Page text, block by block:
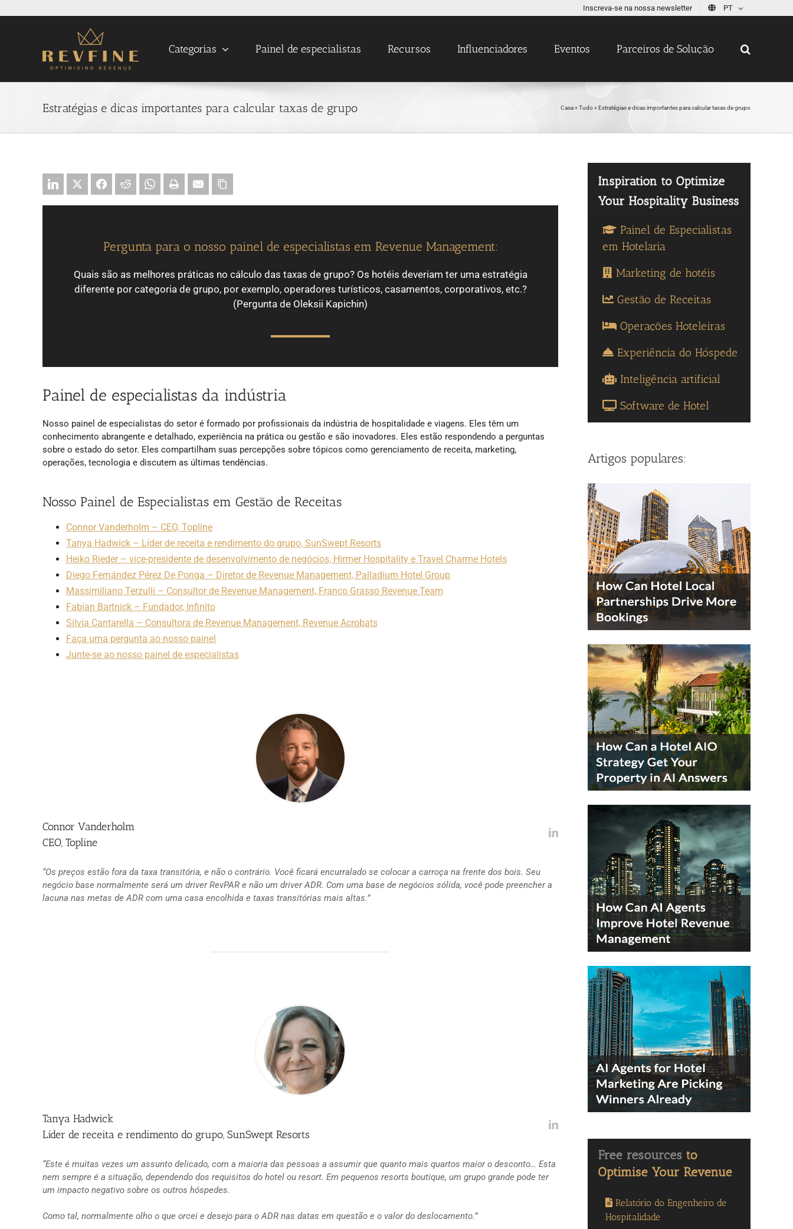
Inscreva-se na nossa newsletter PT
Categorias Painel de especialistas Recursos Influenciadores Eventos Parceiros de Solução
Estratégias e dicas importantes para calcular taxas de grupo Casa» Tudo» Estratégias e dicas importantes para calcular taxas de grupo
Pergunta para o nosso painel de especialistas em Revenue Management:
Quais são as melhores práticas no cálculo das taxas de grupo? Os hotéis deveriam ter uma estratégia
diferente por categoria de grupo, por exemplo, operadores turísticos, casamentos, corporativos, etc.?
(Pergunta de Oleksii Kapichin)
Painel de especialistas da indústria
Nosso painel de especialistas do setor é formado por profissionais da indústria de hospitalidade e viagens. Eles têm um
conhecimento abrangente e detalhado, experiência na prática ou gestão e são inovadores. Eles estão respondendo a perguntas
sobre o estado do setor. Eles compartilham suas percepções sobre tópicos como gerenciamento de receita, marketing,
operações, tecnologia e discutem as últimas tendências.
Nosso Painel de Especialistas em Gestão de Receitas
Connor Vanderholm – CEO, Topline
Tanya Hadwick – Líder de receita e rendimento do grupo, SunSwept Resorts
Heiko Rieder – vice-presidente de desenvolvimento de negócios, Hirmer Hospitality e Travel Charme Hotels
Diego Fernández Pérez De Ponga – Diretor de Revenue Management, Palladium Hotel Group
Massimiliano Terzulli – Consultor de Revenue Management, Franco Grasso Revenue Team
Fabian Bartnick – Fundador, Infinito
Silvia Cantarella – Consultora de Revenue Management, Revenue Acrobats
Faça uma pergunta ao nosso painel
Junte-se ao nosso painel de especialistas
Connor Vanderholm
CEO, Topline
“Os preços estão fora da taxa transitória, e não o contrário. Você ficará encurralado se colocar a carroça na frente dos bois. Seu
negócio base normalmente será um driver RevPAR e não um driver ADR. Com uma base de negócios sólida, você pode preencher a
lacuna nas metas de ADR com uma casa encolhida e taxas transitórias mais altas.”
Tanya Hadwick
Líder de receita e rendimento do grupo, SunSwept Resorts
“Este é muitas vezes um assunto delicado, com a maioria das pessoas a assumir que quanto mais quartos maior o desconto… Esta
nem sempre é a situação, dependendo dos requisitos do hotel ou resort. Em pequenos resorts boutique, um grupo grande pode ter
um impacto negativo sobre os outros hóspedes.
Como tal, normalmente olho o que orcei e desejo para o ADR nas datas em questão e o valor do deslocamento.”
Painel de Especialistas
em Hotelaria
Marketing de hotéis
Gestão de Receitas
Operações Hoteleiras
Experiência do Hóspede
Inteligência artificial
Software de Hotel
Artigos populares:
Relatório do Engenheiro de
Hospitalidade